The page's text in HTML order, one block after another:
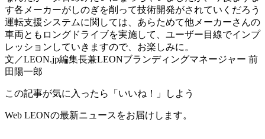
す各メーカーがしのぎを削って技術開発がされていくだろう
運転支援システムに関しては、あらためて他メーカーさんの
車両ともロングドライブを実施して、ユーザー目線でインプ
レッションしていきますので、お楽しみに。
文／LEON.jp編集長兼LEONブランディングマネージャー 前
田陽一郎
この記事が気に入ったら「いいね！」しよう
Web LEONの最新ニュースをお届けします。